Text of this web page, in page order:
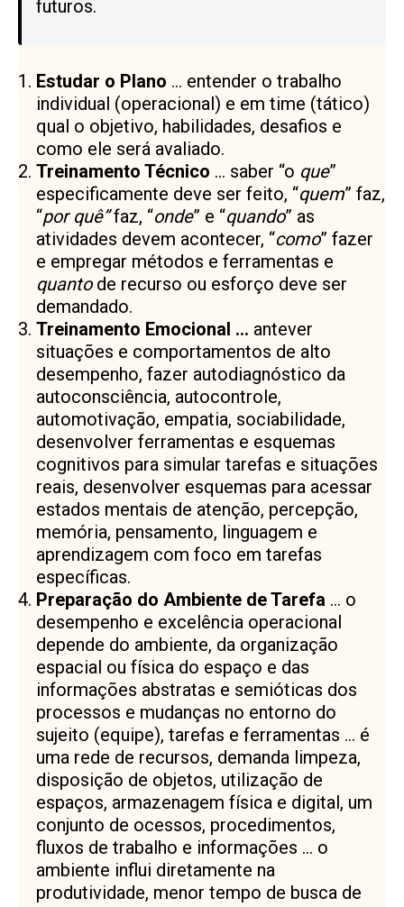
futuros.
Estudar o Plano … entender o trabalho
individual (operacional) e em time (tático)
qual o objetivo, habilidades, desafios e
como ele será avaliado.
Treinamento Técnico … saber “o que”
especificamente deve ser feito, “quem” faz,
“por quê”faz, “onde” e “quando” as
atividades devem acontecer, “como” fazer
e empregar métodos e ferramentas e
quantode recurso ou esforço deve ser
demandado.
Treinamento Emocional … antever
situações e comportamentos de alto
desempenho, fazer autodiagnóstico da
autoconsciência, autocontrole,
automotivação, empatia, sociabilidade,
desenvolver ferramentas e esquemas
cognitivos para simular tarefas e situações
reais, desenvolver esquemas para acessar
estados mentais de atenção, percepção,
memória, pensamento, linguagem e
aprendizagem com foco em tarefas
específicas.
Preparação do Ambiente de Tarefa … o
desempenho e excelência operacional
depende do ambiente, da organização
espacial ou física do espaço e das
informações abstratas e semióticas dos
processos e mudanças no entorno do
sujeito (equipe), tarefas e ferramentas … é
uma rede de recursos, demanda limpeza,
disposição de objetos, utilização de
espaços, armazenagem física e digital, um
conjunto de ocessos, procedimentos,
fluxos de trabalho e informações … o
ambiente influi diretamente na
produtividade, menor tempo de busca de